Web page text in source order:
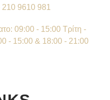
9610 981
09:00 - 15:00 Τρίτη -
- 15:00 & 18:00 - 21:00